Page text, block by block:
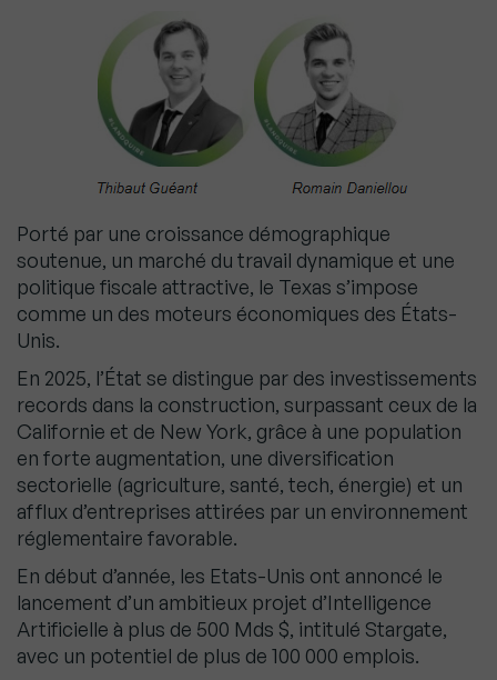
Porté par une croissance démographique
soutenue, un marché du travail dynamique et une
politique fiscale attractive, le Texas s’impose
comme un des moteurs économiques des États-
Unis.
En 2025, l’État se distingue par des investissements
records dans la construction, surpassant ceux de la
Californie et de New York, grâce à une population
en forte augmentation, une diversification
sectorielle (agriculture, santé, tech, énergie) et un
afflux d’entreprises attirées par un environnement
réglementaire favorable.
En début d’année, les Etats-Unis ont annoncé le
lancement d’un ambitieux projet d’Intelligence
Artificielle à plus de 500 Mds $, intitulé Stargate,
avec un potentiel de plus de 100 000 emplois.